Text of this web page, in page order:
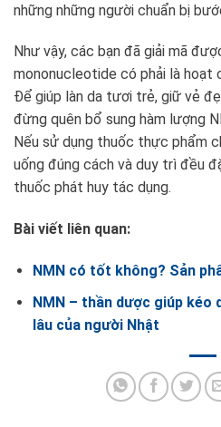
những những người chuẩn bị
Như vậy, các bạn đã giải mã
mononucleotide có phải là hoạt
Để giúp làn da tươi trẻ, giữ vẻ
đừng quên bổ sung hàm lượng
Nếu sử dụng thuốc thực phẩm
uống đúng cách và duy trì đều
thuốc phát huy tác dụng.
Bài viết liên quan:
NMN có tốt không? Sản
NMN – thần dược giúp kéo
lâu của người Nhật